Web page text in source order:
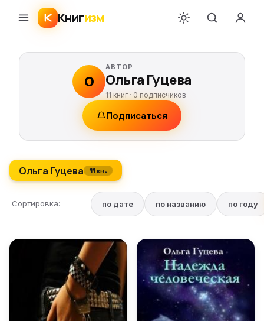
Книгизм
О
АВТОР
Ольга Гуцева
11 книг ·0 подписчиков
Подписаться
Ольга Гуцева 11 кн.
Сортировка: по дате по названию по году